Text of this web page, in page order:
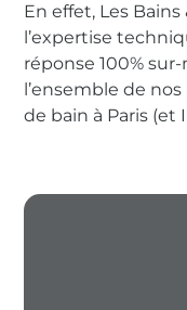
En effet, Les Bains
l’expertise
réponse 100%
l’ensemble de
de bain à Paris (et